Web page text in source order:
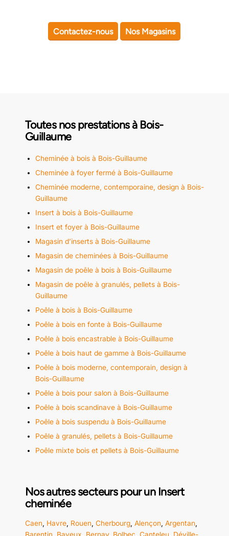
Contactez-nous Nos Magasins
Toutes nos prestations à Bois-
Guillaume
Cheminée à bois à Bois-Guillaume
Cheminée à foyer fermé à Bois-Guillaume
Cheminée moderne, contemporaine, design à Bois-
Guillaume
Insert à bois à Bois-Guillaume
Insert et foyer à Bois-Guillaume
Magasin d’inserts à Bois-Guillaume
Magasin de cheminées à Bois-Guillaume
Magasin de poêle à bois à Bois-Guillaume
Magasin de poêle à granulés, pellets à Bois-
Guillaume
Poêle à bois à Bois-Guillaume
Poêle à bois en fonte à Bois-Guillaume
Poêle à bois encastrable à Bois-Guillaume
Poêle à bois haut de gamme à Bois-Guillaume
Poêle à bois moderne, contemporain, design à
Bois-Guillaume
Poêle à bois pour salon à Bois-Guillaume
Poêle à bois scandinave à Bois-Guillaume
Poêle à bois suspendu à Bois-Guillaume
Poêle à granulés, pellets à Bois-Guillaume
Poêle mixte bois et pellets à Bois-Guillaume
Nos autres secteurs pour un Insert
cheminée
Caen Havre, Rouen Cherbourg, Alençon Argentan
Barentin
Bayeux Bernay, Bolbec Canteleu
Déville-